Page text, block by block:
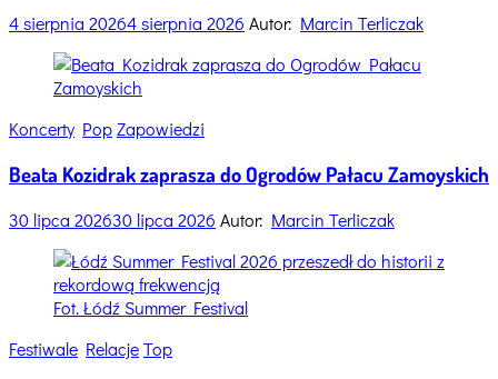
4 sierpnia 20264 sierpnia 2026 Autor: Marcin Terliczak
Categories
Koncerty PopZapowiedzi
Beata Kozidrak zaprasza do Ogrodów Pałacu Zamoyskich
30 lipca 202630 lipca 2026 Autor: Marcin Terliczak
Fot. Łódź Summer Festival
Categories
Festiwale RelacjeTop